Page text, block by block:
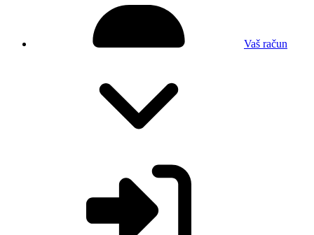
Vaš račun